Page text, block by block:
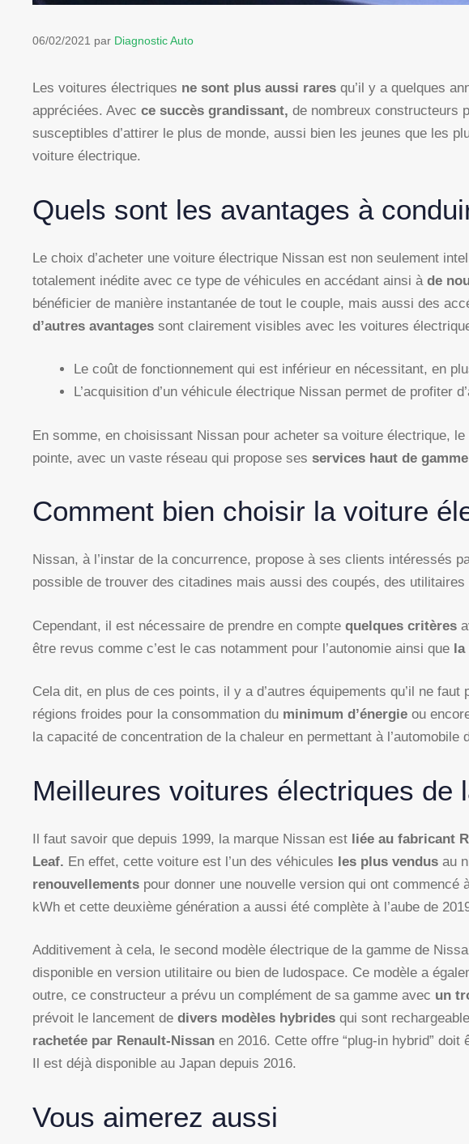
06/02/2021 par Diagnostic Auto
Les voitures électriques ne sont plus aussi rares qu’il y a quelques
appréciées. Avec ce succès grandissant, de nombreux constructeurs
susceptibles d’attirer le plus de monde, aussi bien les jeunes que les
voiture électrique.
Quels sont les avantages à
Le choix d’acheter une voiture électrique Nissan est non seulement
totalement inédite avec ce type de véhicules en accédant ainsi à de
bénéficier de manière instantanée de tout le couple, mais aussi des
d’autres avantages sont clairement visibles avec les voitures
Le coût de fonctionnement qui est inférieur en nécessitant, en
L’acquisition d’un véhicule électrique Nissan permet de profiter
En somme, en choisissant Nissan pour acheter sa voiture électrique, le
pointe, avec un vaste réseau qui propose ses services haut de gamme
Comment bien choisir la voiture
Nissan, à l’instar de la concurrence, propose à ses clients intéressés
possible de trouver des citadines mais aussi des coupés, des
Cependant, il est nécessaire de prendre en compte quelques critères
être revus comme c’est le cas notamment pour l’autonomie ainsi que la
Cela dit, en plus de ces points, il y a d’autres équipements qu’il ne faut
régions froides pour la consommation du minimum d’énergie ou
la capacité de concentration de la chaleur en permettant à l’automobile
Meilleures voitures électriques de
Il faut savoir que depuis 1999, la marque Nissan est liée au fabricant
Leaf. En effet, cette voiture est l’un des véhicules les plus vendus au
renouvellements pour donner une nouvelle version qui ont commencé
kWh et cette deuxième génération a aussi été complète à l’aube de
Additivement à cela, le second modèle électrique de la gamme de
disponible en version utilitaire ou bien de ludospace. Ce modèle a
outre, ce constructeur a prévu un complément de sa gamme avec un
prévoit le lancement de divers modèles hybrides qui sont
rachetée par Renault-Nissan en 2016. Cette offre “plug-in hybrid”
Il est déjà disponible au Japan depuis 2016.
Vous aimerez aussi